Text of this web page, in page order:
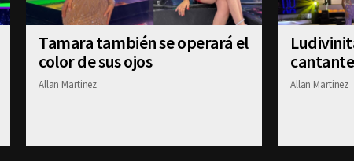
Tamara también se operará el
color de sus ojos
Allan Martinez Allan Martinez